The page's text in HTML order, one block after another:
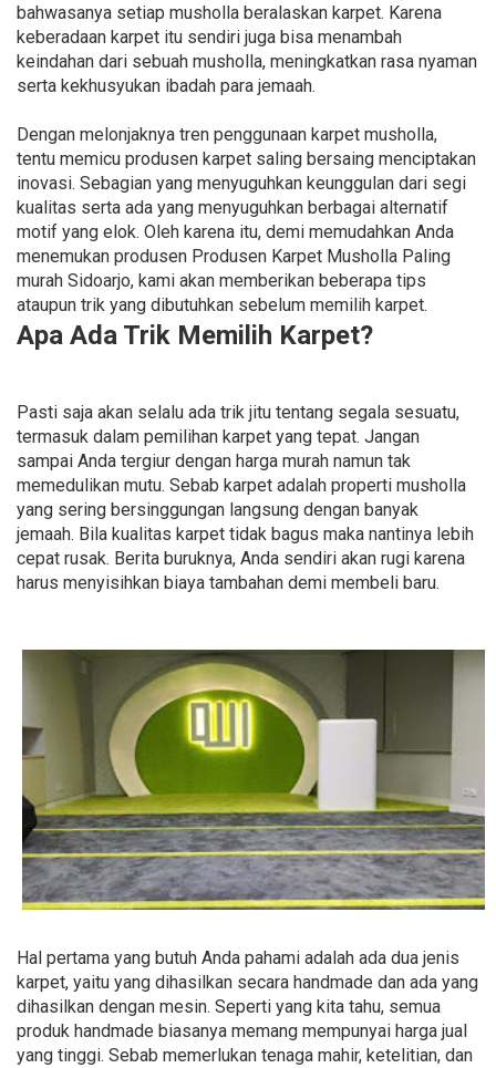
bahwasanya setiap musholla beralaskan karpet. Karena
keberadaan karpet itu sendiri juga bisa menambah
keindahan dari sebuah musholla, meningkatkan rasa nyaman
serta kekhusyukan ibadah para jemaah.
Dengan melonjaknya tren penggunaan karpet musholla,
tentu memicu produsen karpet saling bersaing menciptakan
inovasi. Sebagian yang menyuguhkan keunggulan dari segi
kualitas serta ada yang menyuguhkan berbagai alternatif
motif yang elok. Oleh karena itu, demi memudahkan Anda
menemukan produsen Produsen Karpet Musholla Paling
murah Sidoarjo, kami akan memberikan beberapa tips
ataupun trik yang dibutuhkan sebelum memilih karpet.
Apa Ada Trik Memilih Karpet?
Pasti saja akan selalu ada trik jitu tentang segala sesuatu,
termasuk dalam pemilihan karpet yang tepat. Jangan
sampai Anda tergiur dengan harga murah namun tak
memedulikan mutu. Sebab karpet adalah properti musholla
yang sering bersinggungan langsung dengan banyak
jemaah. Bila kualitas karpet tidak bagus maka nantinya lebih
cepat rusak. Berita buruknya, Anda sendiri akan rugi karena
harus menyisihkan biaya tambahan demi membeli baru.
Hal pertama yang butuh Anda pahami adalah ada dua jenis
karpet, yaitu yang dihasilkan secara handmade dan ada yang
dihasilkan dengan mesin. Seperti yang kita tahu, semua
produk handmade biasanya memang mempunyai harga jual
yang tinggi. Sebab memerlukan tenaga mahir, ketelitian, dan